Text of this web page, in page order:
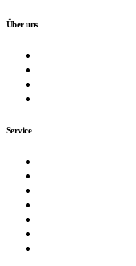
Über uns
Service